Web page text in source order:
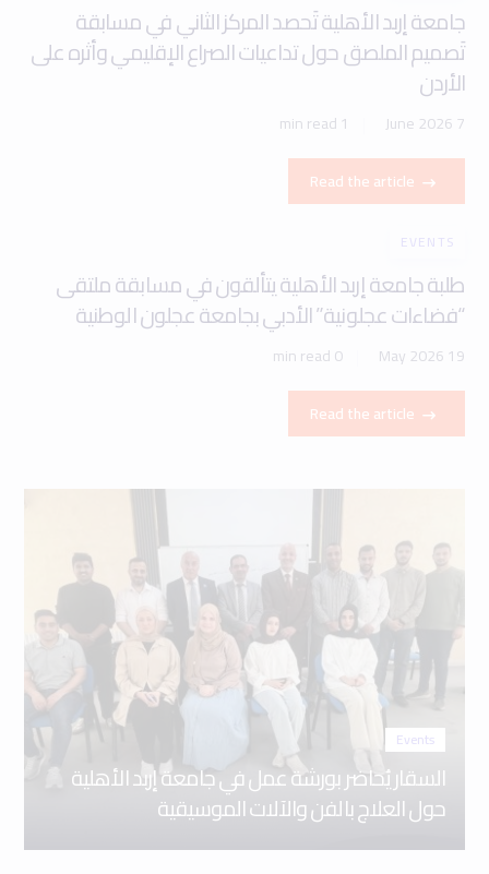
جامعة إربد الأهلية تَحصد المركز الثاني في مسابقة
تَصميم الملصق حول تداعيات الصراع الإقليمي وأثره على
الأردن
7 June 2026
1 min read
Read the article
EVENTS
طلبة جامعة إربد الأهلية يتألقون في مسابقة ملتقى
“فضاءات عجلونية” الأدبي بجامعة عجلون الوطنية
19 May 2026
0 min read
Read the article
Events
السقار يُحاضر بورشة عمل في جامعة إربد الأهلية
حول العلاج بالفن والآلات الموسيقية